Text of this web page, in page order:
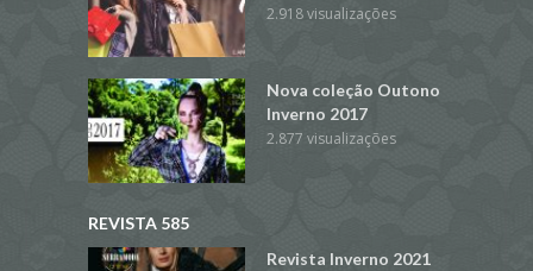
2.918 visualizações
Nova coleção Outono
Inverno 2017
2.877 visualizações
REVISTA 585
Revista Inverno 2021